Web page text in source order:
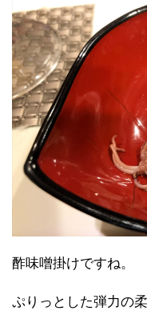
酢味噌掛けですね。
ぷりっとした弾力の